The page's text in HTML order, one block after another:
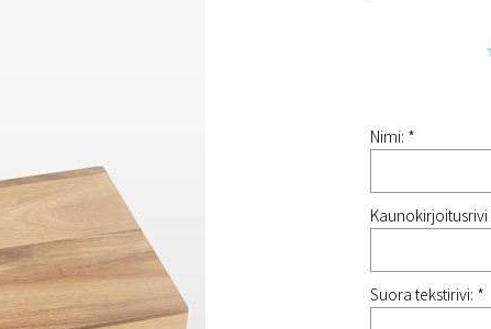
Nimi: *
Kaunokirjoitusrivi
Suora tekstirivi: *